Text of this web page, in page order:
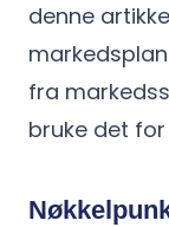
denne
fra
bruke det